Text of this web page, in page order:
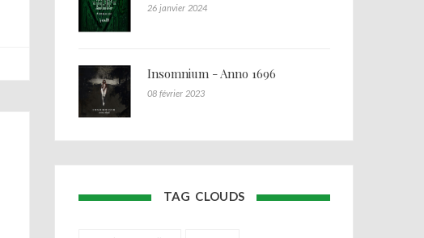
26 janvier 2024
Insomnium - Anno 1696
08 février 2023
TAG CLOUDS